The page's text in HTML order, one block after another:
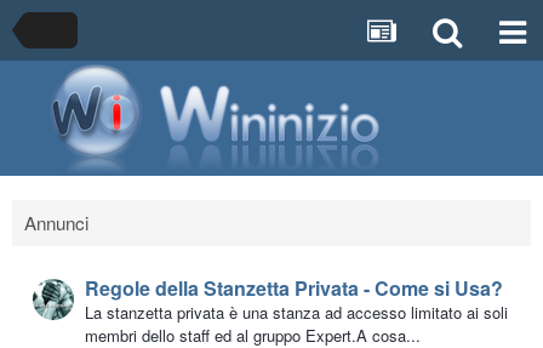
Annunci
Regole della Stanzetta Privata - Come si Usa?
La stanzetta privata è una stanza ad accesso limitato ai soli
membri dello staff ed al gruppo Expert.A cosa...